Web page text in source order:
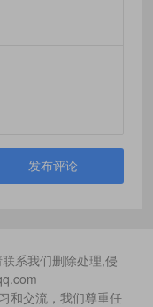
发布评论
系我们删除处理,侵
和交流，我们尊重任